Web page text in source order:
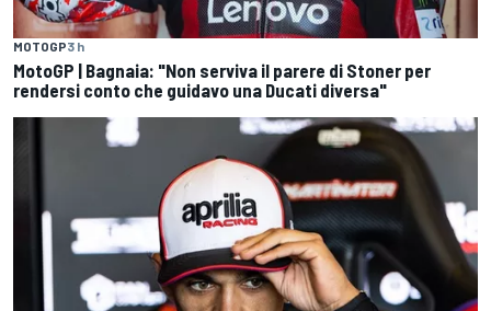
MOTOGP3 h
MotoGP | Bagnaia: "Non serviva il parere di Stoner per
rendersi conto che guidavo una Ducati diversa"